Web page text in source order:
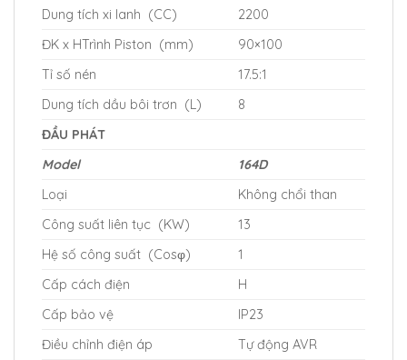
Dung tích xi lanh (CC)
2200
ĐK x HTrình Piston (mm)
90×100
Tỉ số nén
17.5:1
Dung tích dầu bôi trơn (L)
8
ĐẦU PHÁT
Model
164D
Loại
Không chổi than
Công suất liên tục (KW)
13
Hệ số công suất (Cosφ)
1
Cấp cách điện
H
Cấp bảo vệ
IP23
Điều chỉnh điện áp
Tự động AVR